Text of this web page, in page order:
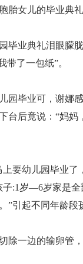
胎女儿的毕业典
业典礼泪眼朦胧
了一包纸”。
毕业可，谢娜
台后竟说：“妈
幼儿园毕业了
:1岁—6岁家是
引起不同年龄段
一边的输卵管，